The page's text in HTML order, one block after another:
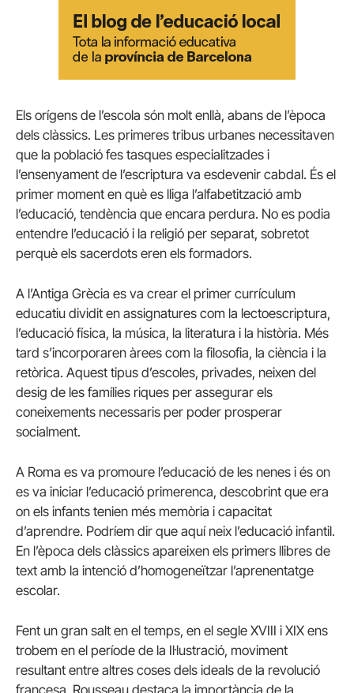
Els orígens de l’escola són molt enllà, abans de l’època
dels clàssics. Les primeres tribus urbanes necessitaven
que la població fes tasques especialitzades i
l’ensenyament de l’escriptura va esdevenir cabdal. És el
primer moment en què es lliga l’alfabetització amb
l’educació, tendència que encara perdura. No es podia
entendre l’educació i la religió per separat, sobretot
perquè els sacerdots eren els formadors.
A l’Antiga Grècia es va crear el primer currículum
educatiu dividit en assignatures com la lectoescriptura,
l’educació física, la música, la literatura i la història. Més
tard s’incorporaren àrees com la filosofia, la ciència i la
retòrica. Aquest tipus d’escoles, privades, neixen del
desig de les famílies riques per assegurar els
coneixements necessaris per poder prosperar
socialment.
A Roma es va promoure l’educació de les nenes i és on
es va iniciar l’educació primerenca, descobrint que era
on els infants tenien més memòria i capacitat
d’aprendre. Podríem dir que aquí neix l’educació infantil.
En l’època dels clàssics apareixen els primers llibres de
text amb la intenció d’homogeneïtzar l’aprenentatge
escolar.
Fent un gran salt en el temps, en el segle XVIII i XIX ens
trobem en el període de la Il·lustració, moviment
resultant entre altres coses dels ideals de la revolució